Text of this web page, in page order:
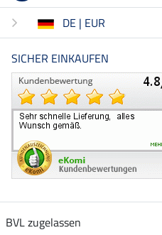
DE | EUR
SICHER EINKAUFEN
BVL zugelassen